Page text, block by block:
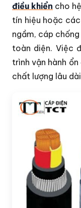
điều khiển cho
tín hiệu hoặc
ngầm, cáp
toàn diện. Việc
trình vận hành
chất lượng lâu